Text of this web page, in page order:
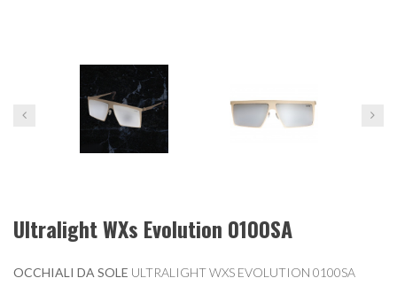
Ultralight WXs Evolution 0100SA
OCCHIALI DA SOLE ULTRALIGHT WXS EVOLUTION 0100SA